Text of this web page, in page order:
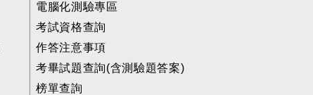
電腦化測驗專區
考試資格查詢
作答注意事項
考畢試題查詢(含測驗題答案)
榜單查詢